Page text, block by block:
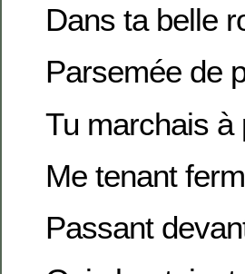
Dans ta belle
Parsemée de
Tu marchais à
Me tenant
Passant